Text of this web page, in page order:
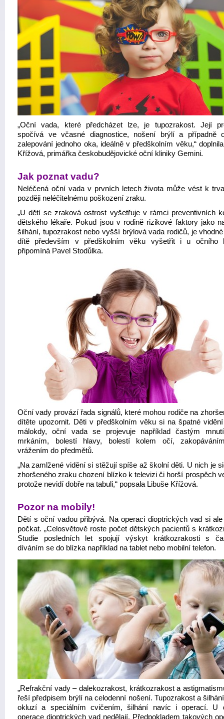
„Oční vada, které předcházet lze, je tupozrakost. Její
spočívá ve včasné diagnostice, nošení brýlí a případně
zalepování jednoho oka, ideálně v předškolním věku,“
Křížová, primářka českobudějovické oční kliniky Gemini.
Jak poznat vadu?
Neléčená oční vada v prvních letech života může vést k
později neléčitelnému poškození zraku.
„U dětí se zraková ostrost vyšetřuje v rámci preventivních
dětského lékaře. Pokud jsou v rodině rizikové faktory jako
šilhání, tupozrakost nebo vyšší brýlová vada rodičů, je
dítě především v předškolním věku vyšetřit i u očního
připomíná Pavel Stodůlka.
Oční vady provází řada signálů, které mohou rodiče na
dítěte upozornit. Děti v předškolním věku si na špatné
málokdy, oční vada se projevuje například častým
mrkáním, bolestí hlavy, bolestí kolem očí,
vrážením do předmětů.
„Na zamlžené vidění si stěžují spíše až školní děti. U nich je
zhoršeného zraku chození blízko k televizi či horší prospěch
protože nevidí dobře na tabuli,“ popsala Libuše Křížová.
Pozor na mobily!
Dětí s oční vadou přibývá. Na operaci dioptrických vad si
počkat. „Celosvětově roste počet dětských pacientů s
Studie posledních let spojují výskyt krátkozrakosti s
díváním se do blízka například na tablet nebo mobilní telefon.
„Refrakční vady – dalekozrakost, krátkozrakost a
řeší předpisem brýlí na celodenní nošení. Tupozrakost a
okluzí a speciálním cvičením, šilhání navíc i operací. U
operace dioptrických vad nedělají. Předpokladem takových